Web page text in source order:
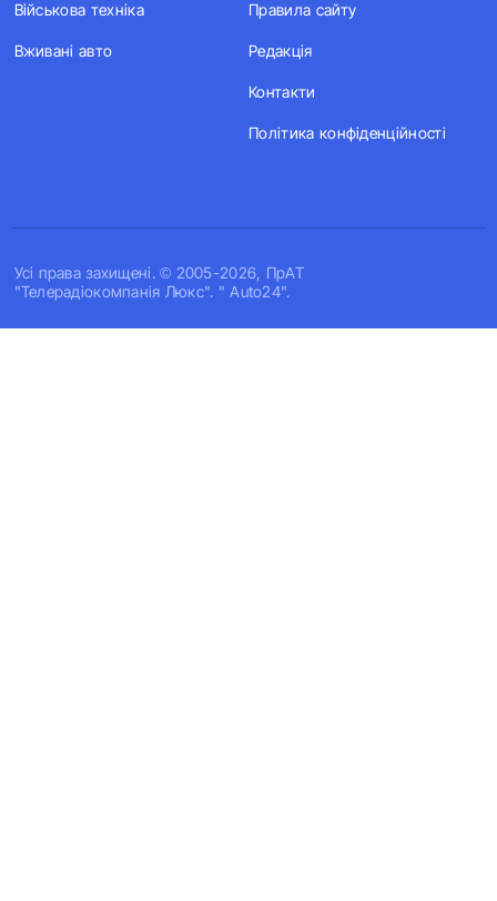
Усi права захищенi. © 2005-2026, ПрАТ
"Телерадіокомпанія Люкс". " Auto24".
Військова техніка
Вживані авто
Правила сайту
Редакція
Контакти
Політика конфіденційності